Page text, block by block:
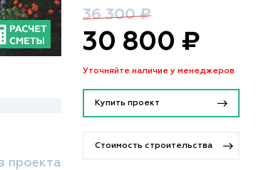
проекта
36 300 ₽
30 800 ₽
Уточняйте наличие у менеджеров
Купить проект
Стоимость строительства